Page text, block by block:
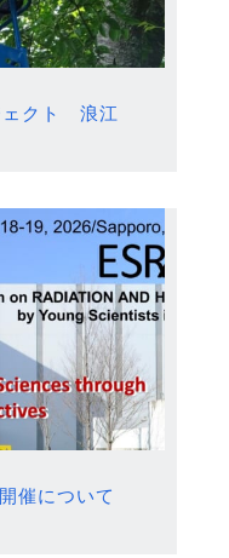
ェクト 浪江
催について